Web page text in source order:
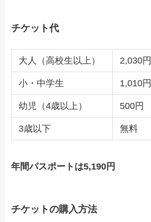
チケット代
大人（高校生以上） 2,030円
小・中学生 1,010円
幼児（4歳以上） 500円
3歳以下 無料
年間パスポートは5,190円
チケットの購入方法